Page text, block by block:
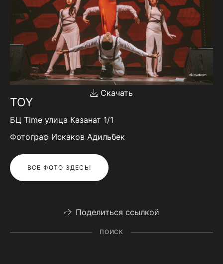
Скачать
TOY
БЦ Time улица Казанат 1/1
Фотограф Искаков Адильбек
ВСЕ ФОТО ЗДЕСЬ!
Поделиться ссылкой
ПОИСК